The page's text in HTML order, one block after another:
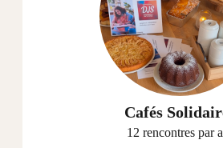
Cafés
12 rencontres par